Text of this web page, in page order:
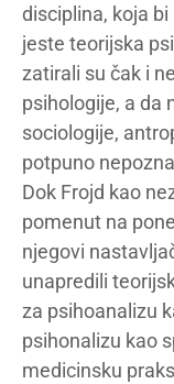
disciplina, koja
jeste teorijska
zatirali su čak i
psihologije, a da
sociologije,
potpuno
Dok Frojd kao
pomenut na
njegovi
unapredili
za psihoanalizu
psihonalizu kao
medicinsku